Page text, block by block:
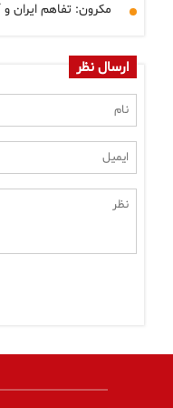
مکرون: تفاهم ایران و
ارسال نظر